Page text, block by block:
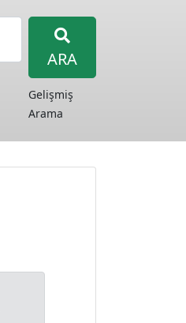
ARA
Gelişmiş
Arama